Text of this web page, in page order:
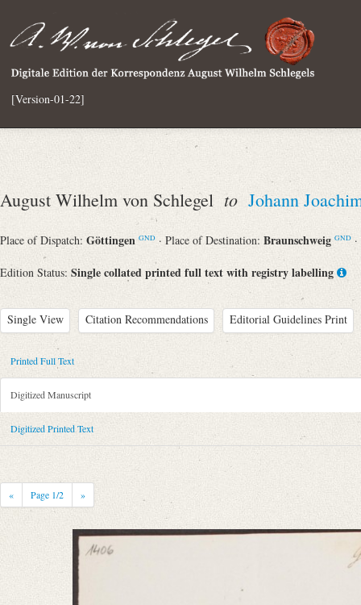
[Version-01-22]
August Wilhelm von Schlegel to Johann
Place of Dispatch: Göttingen GND · Place of Destination: Braunschweig GND
Edition Status: Single collated printed full text with registry labelling
Single View Citation Recommendations Editorial Guidelines Print
Metadata Concerning Header
Sender: August Wilhelm von Schlegel
Recipient: Johann Joachim Eschenburg
Place of Dispatch: Göttingen
Place of Destination: Braunschweig
Notations: Empfangsort erschlossen.
Printed Text
Provider: Dresden, Sächsische Landesbibliothek - Staats- und
OAI Id: 343347008
Bibliography: Briefe von und an August Wilhelm Schlegel.
Incipit: „[1] Göttingen d. 15t. Februar 1788
Printed Full Text
Digitized Manuscript
Digitized Printed Text
« Page 1/2 »